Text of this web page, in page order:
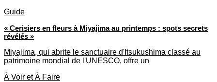
Guide
« Cerisiers en fleurs à Miyajima au printemps : spots secrets
révélés »
Miyajima, qui abrite le sanctuaire d'Itsukushima classé au
patrimoine mondial de l'UNESCO, offre un
À Voir et À Faire